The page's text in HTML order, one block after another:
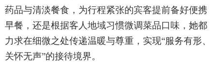
药品与清淡餐食，为行程紧张的宾客提前备好便携
早餐，还是根据客人地域习惯微调菜品口味，她都
力求在细微之处传递温暖与尊重，实现“服务有形、
关怀无声”的接待境界。